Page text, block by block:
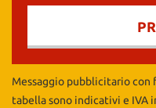
Contattaci
Messaggio pubblicitario con
tabella sono indicativi e IVA